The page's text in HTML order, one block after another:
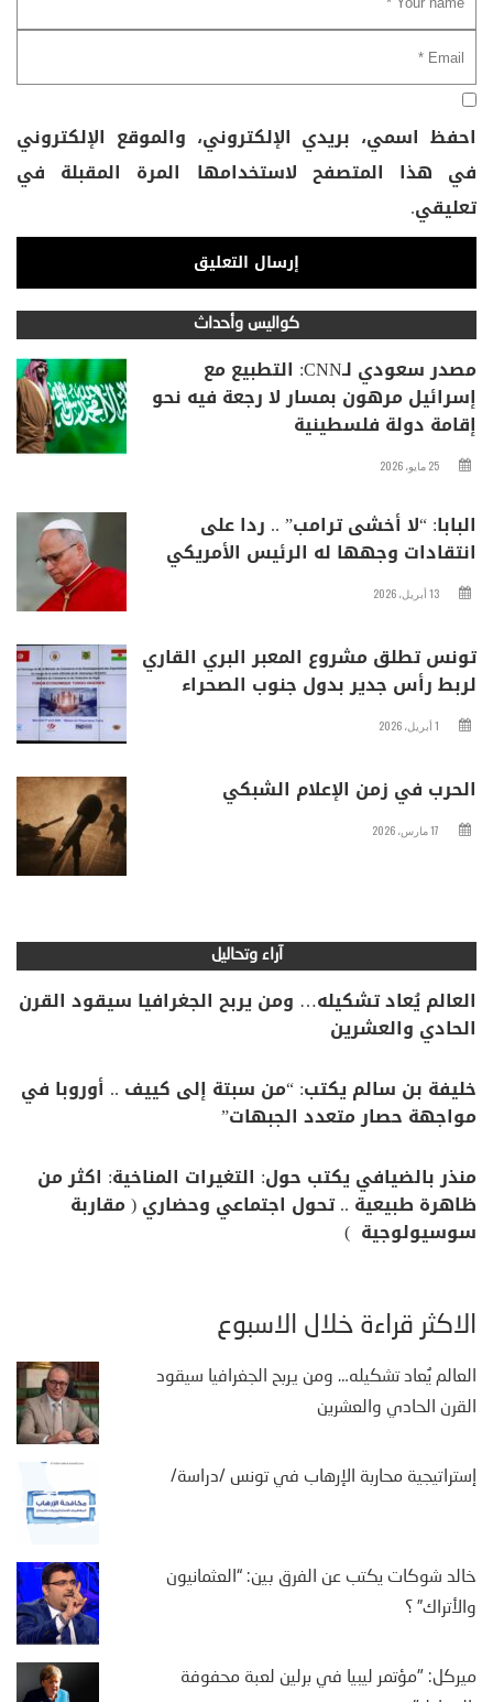
احفظ اسمي، بريدي الإلكتروني، والموقع الإلكتروني
في هذا المتصفح لاستخدامها المرة المقبلة في
تعليقي.
كواليس وأحداث
مصدر سعودي لـCNN: التطبيع مع
إسرائيل مرهون بمسار لا رجعة فيه نحو
إقامة دولة فلسطينية
25 مايو، 2026
البابا: “لا أخشى ترامب” .. ردا على
انتقادات وجهها له الرئيس الأمريكي
13 أبريل، 2026
تونس تطلق مشروع المعبر البري القاري
لربط رأس جدير بدول جنوب الصحراء
1 أبريل، 2026
الحرب في زمن الإعلام الشبكي
17 مارس، 2026
آراء وتحاليل
العالم يُعاد تشكيله… ومن يربح الجغرافيا سيقود القرن
الحادي والعشرين
خليفة بن سالم يكتب: “من سبتة إلى كييف .. أوروبا في
مواجهة حصار متعدد الجبهات”
منذر بالضيافي يكتب حول: التغيرات المناخية: اكثر من
ظاهرة طبيعية .. تحول اجتماعي وحضاري ( مقاربة
سوسيولوجية )
الأكثر قراءة خلال الأسبوع
العالم يُعاد تشكيله… ومن يربح الجغرافيا سيقود
القرن الحادي والعشرين
إستراتيجية محاربة الإرهاب في تونس /دراسة/
خالد شوكات يكتب عن الفرق بين: “العثمانيون
والأتراك” ؟
ميركل: "مؤتمر ليبيا في برلين لعبة محفوفة